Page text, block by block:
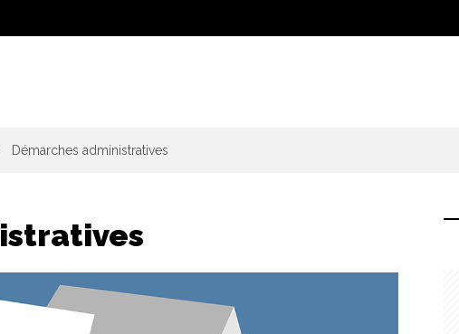
Démarches administratives